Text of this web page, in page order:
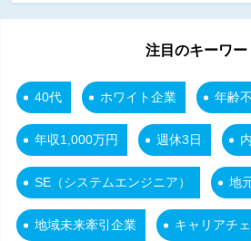
注目のキーワー
40代 ホワイト企業 年齢
年収1,000万円 週休3日
SE（システムエンジニア） 地
地域未来牽引企業 キャリアチ